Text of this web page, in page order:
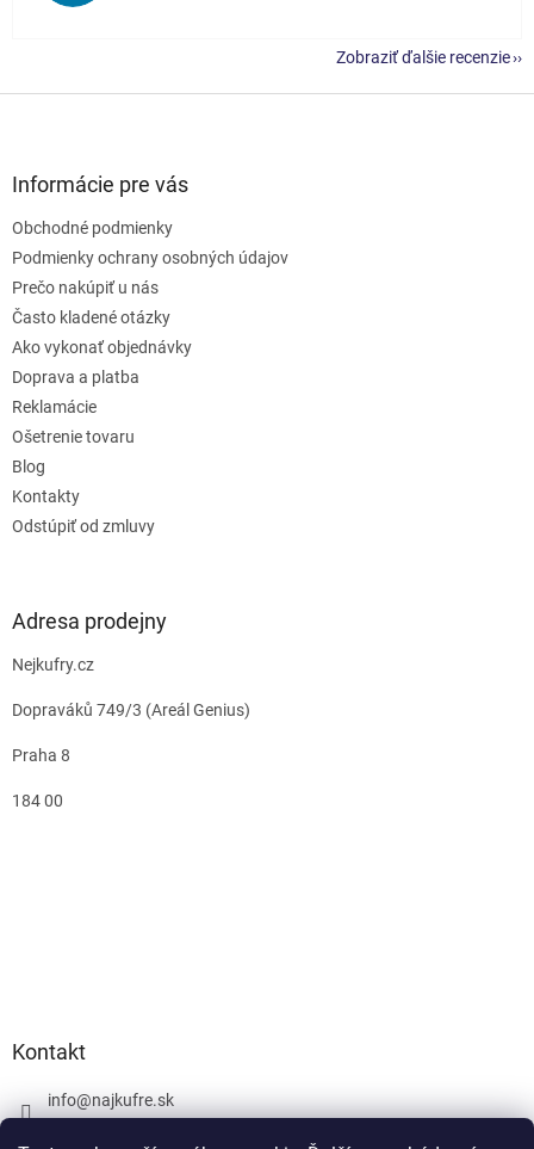
Zobraziť ďalšie recenzie
Informácie pre vás
Obchodné podmienky
Podmienky ochrany osobných údajov
Prečo nakúpiť u nás
Často kladené otázky
Ako vykonať objednávky
Doprava a platba
Reklamácie
Ošetrenie tovaru
Blog
Kontakty
Odstúpiť od zmluvy
Adresa prodejny
Nejkufry.cz
Dopraváků 749/3 (Areál Genius)
Praha 8
184 00
Kontakt
info@najkufre.sk